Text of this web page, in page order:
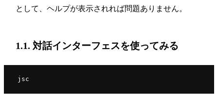
として、ヘルプが表示されれば問題ありません。
1.1. 対話インターフェスを使ってみる